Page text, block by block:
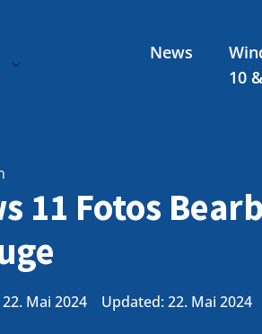
News
10
11 Fotos
22. Mai 2024 Updated: 22. Mai 2024